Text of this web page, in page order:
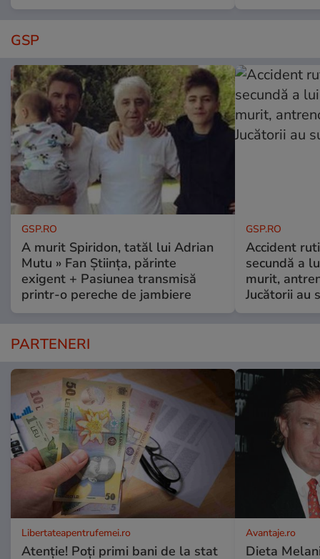
GSP
GSP.RO
A murit Spiridon, tatăl lui Adrian
Mutu » Fan Știința, părinte
exigent + Pasiunea transmisă
printr-o pereche de jambiere
GSP.RO
Accident
secundă a
murit,
Jucătorii au
PARTENERI
Libertateapentrufemei.ro
Atenție! Poți primi bani de la stat
Avantaje.ro
Dieta